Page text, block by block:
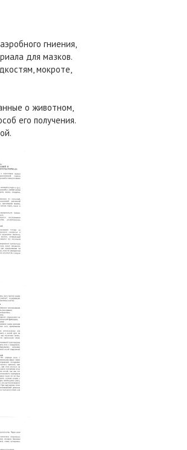
гниения,
для мазков.
мокроте,
о животном,
его получения.